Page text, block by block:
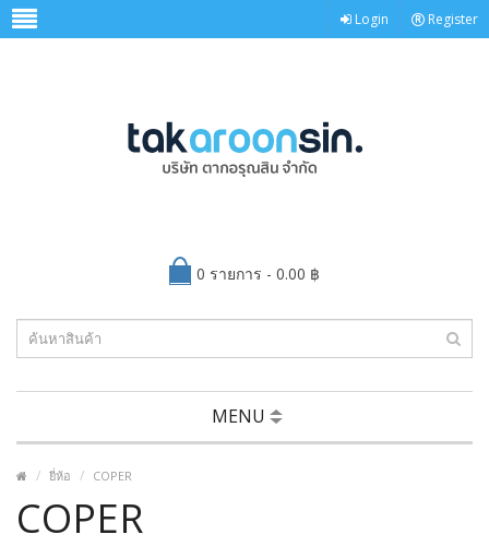
Login Register
0 รายการ - 0.00 ฿
MENU
ยี่ห้อ COPER
COPER